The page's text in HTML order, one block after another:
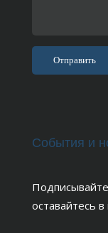
События и
оставайтесь